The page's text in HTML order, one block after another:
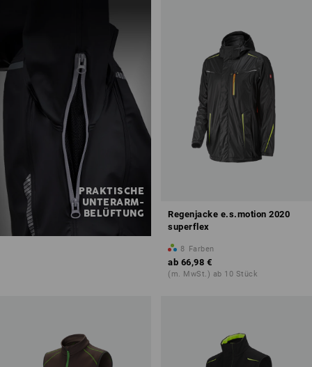
PRAKTISCHE
UNTERARM-
BELÜFTUNG
Regenjacke e.s.motion 2020
superflex
8 Farben
ab 66,98 €
(m. MwSt.) ab 10 Stück